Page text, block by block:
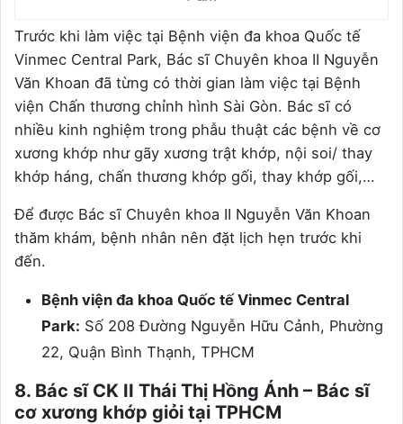
Trước khi làm việc tại Bệnh viện đa khoa Quốc tế
Vinmec Central Park, Bác sĩ Chuyên khoa II Nguyễn
Văn Khoan đã từng có thời gian làm việc tại Bệnh
viện Chấn thương chỉnh hình Sài Gòn. Bác sĩ có
nhiều kinh nghiệm trong phẫu thuật các bệnh về cơ
xương khớp như gãy xương trật khớp, nội soi/ thay
khớp háng, chấn thương khớp gối, thay khớp gối,…
Để được Bác sĩ Chuyên khoa II Nguyễn Văn Khoan
thăm khám, bệnh nhân nên đặt lịch hẹn trước khi
đến.
Bệnh viện đa khoa Quốc tế Vinmec Central
Park: Số 208 Đường Nguyễn Hữu Cảnh, Phường
22, Quận Bình Thạnh, TPHCM
8. Bác sĩ CK II Thái Thị Hồng Ánh – Bác sĩ
cơ xương khớp giỏi tại TPHCM